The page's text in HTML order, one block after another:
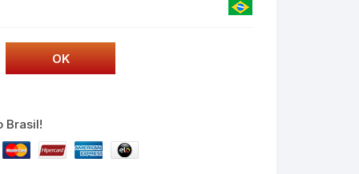
Brasil!